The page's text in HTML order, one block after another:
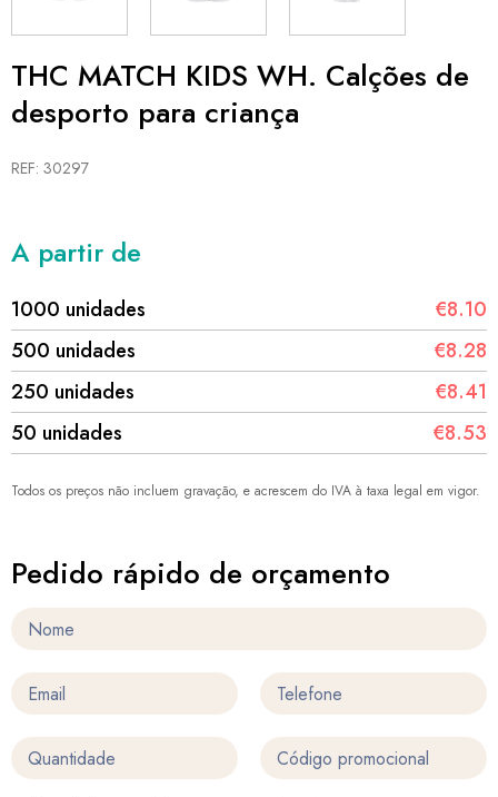
THC MATCH KIDS WH. Calções de
desporto para criança
REF: 30297
A partir de
1000 unidades
€8.10
500 unidades
€8.28
250 unidades
€8.41
50 unidades
€8.53
Todos os preços não incluem gravação, e acrescem do IVA à taxa legal em vigor.
Pedido rápido de orçamento